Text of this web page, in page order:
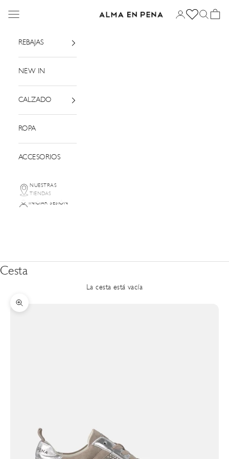
Alma en Pena
Menú Iniciar sesión
Buscar
Cesta
REBAJAS
NEW IN
CALZADO
ROPA
ACCESORIOS
NUESTRAS
TIENDAS
INICIAR SESIÓN
Cesta
La cesta está vacía
Zoom